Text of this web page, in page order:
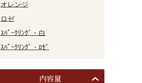
オレンジ
ロゼ
ｽﾊﾟｰｸﾘﾝｸﾞ・白
ｽﾊﾟｰｸﾘﾝｸﾞ・ﾛｾﾞ
内容量